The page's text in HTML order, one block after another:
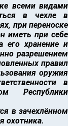
всеми видами
в чехле в
при переноске
иметь при себе
его хранение и
разрешением
правил
оружия
в
Республики
в зачехлённом
охотника.